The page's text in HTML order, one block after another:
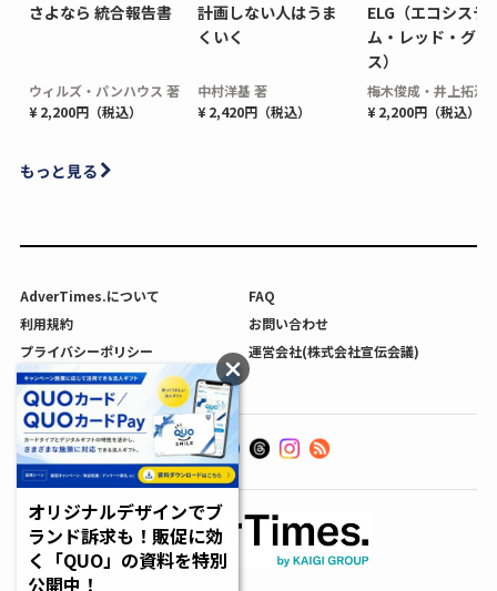
さよなら 統合報告書
ウィルズ・パンハウス 著
¥ 2,200円（税込）
計画しない人はうま
くいく
中村洋基 著
¥ 2,420円（税込）
ELG（エコシステ
ム・レッド・グロ
ス）
梅木俊成・井上拓海
¥ 2,200円（税込）
もっと見る
AdverTimes.について
FAQ
利用規約
お問い合わせ
プライバシーポリシー
運営会社(株式会社宣伝会議)
利用者情報の外部送信について
オリジナルデザインでブ
ランド訴求も！販促に効
く「QUO」の資料を特別
公開中！